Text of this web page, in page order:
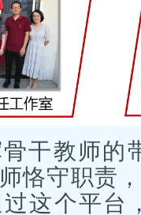
干教师的
恪守职责
这个平台